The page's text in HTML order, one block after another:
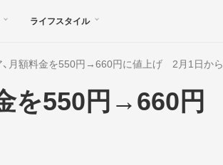
ライフスタイル
、月額料金を550円→660円に値上げ 2月1日から
を550円→660円